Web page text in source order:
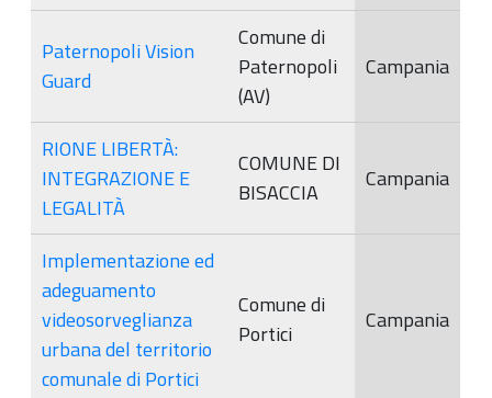
Paternopoli Vision
Guard
Comune di
Paternopoli
(AV)
Campania
RIONE LIBERTÀ:
INTEGRAZIONE E
LEGALITÀ
COMUNE DI
BISACCIA
Campania
Implementazione ed
adeguamento
videosorveglianza
urbana del territorio
comunale di Portici
Comune di
Portici
Campania